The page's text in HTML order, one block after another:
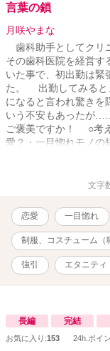
言葉の鎖
月咲やまな
歯科助手としてクリ
その歯科医院を経営す
いた事で、初出勤は緊
た。 出勤してみると
になると言われ驚きを
いう不安もあったが
ご褒美ですか！ ○考
愛？・一目惚れモノの
い。 【関連作品】
作品ミックス・一話完
文字
恋愛 一目惚れ
制服、コスチューム（
強引 エタニティ
長編 完結
お気に入り:153 24h.ポイ